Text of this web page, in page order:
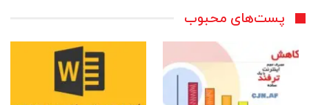
پست‌های محبوب